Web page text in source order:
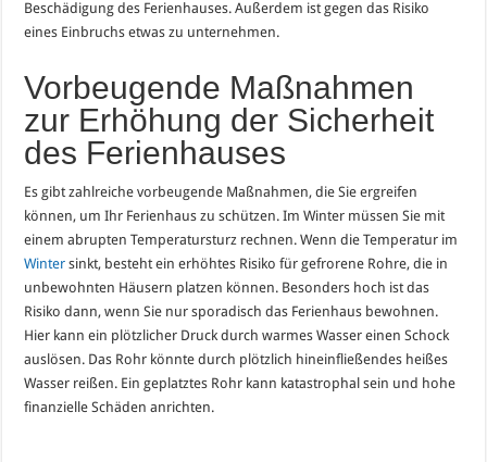
Beschädigung des Ferienhauses. Außerdem ist gegen das Risiko
eines Einbruchs etwas zu unternehmen.
Vorbeugende Maßnahmen
zur Erhöhung der Sicherheit
des Ferienhauses
Es gibt zahlreiche vorbeugende Maßnahmen, die Sie ergreifen
können, um Ihr Ferienhaus zu schützen. Im Winter müssen Sie mit
einem abrupten Temperatursturz rechnen. Wenn die Temperatur im
Winter sinkt, besteht ein erhöhtes Risiko für gefrorene Rohre, die in
unbewohnten Häusern platzen können. Besonders hoch ist das
Risiko dann, wenn Sie nur sporadisch das Ferienhaus bewohnen.
Hier kann ein plötzlicher Druck durch warmes Wasser einen Schock
auslösen. Das Rohr könnte durch plötzlich hineinfließendes heißes
Wasser reißen. Ein geplatztes Rohr kann katastrophal sein und hohe
finanzielle Schäden anrichten.